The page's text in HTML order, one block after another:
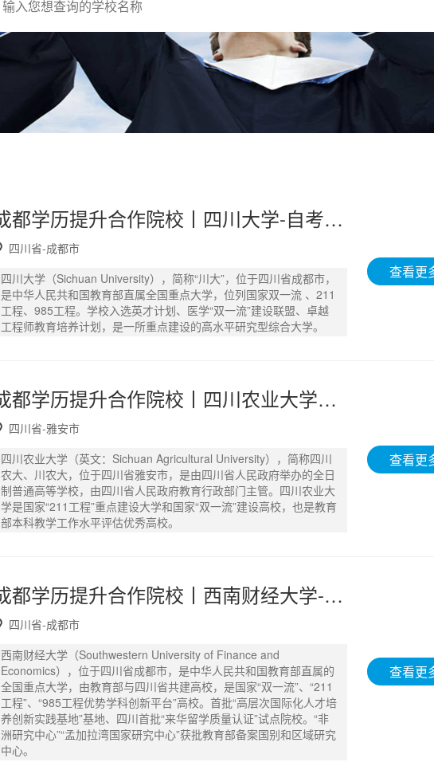
成都学历提升合作院校丨四川大学-自考成考 - 15902813070
四川省-成都市
四川大学（Sichuan University），简称“川大”，位于四川省成都市，
是中华人民共和国教育部直属全国重点大学，位列国家双一流 、211
工程、985工程。学校入选英才计划、医学“双一流”建设联盟、卓越
工程师教育培养计划，是一所重点建设的高水平研究型综合大学。
查看更
成都学历提升合作院校丨四川农业大学自考成考 - 15902813070
四川省-雅安市
四川农业大学（英文：Sichuan Agricultural University），简称四川
农大、川农大，位于四川省雅安市，是由四川省人民政府举办的全日
制普通高等学校，由四川省人民政府教育行政部门主管。四川农业大
学是国家“211工程”重点建设大学和国家“双一流”建设高校，也是教育
部本科教学工作水平评估优秀高校。
查看更
成都学历提升合作院校丨西南财经大学-自考成考 - 15902813070
四川省-成都市
西南财经大学（Southwestern University of Finance and
Economics），位于四川省成都市，是中华人民共和国教育部直属的
全国重点大学，由教育部与四川省共建高校，是国家“双一流”、“211
工程”、“985工程优势学科创新平台”高校。首批“高层次国际化人才培
养创新实践基地”基地、四川首批“来华留学质量认证”试点院校。“非
洲研究中心”“孟加拉湾国家研究中心”获批教育部备案国别和区域研究
中心。
查看更